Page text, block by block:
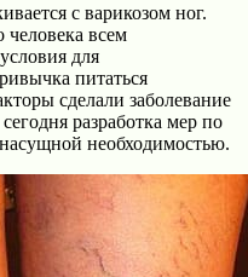
с варикозом ног.
человека всем
для
питаться
сделали заболевание
разработка мер по
необходимостью.